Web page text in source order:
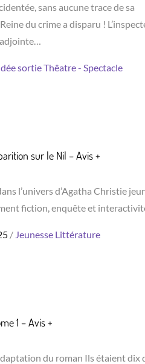
sans aucune trace de sa
du crime a disparu !
sortieThêatre - Spectacle
sur le Nil – Avis +
l’univers d’Agatha Christie
fiction, enquête et
Jeunesse Littérature
1 – Avis +
du roman Ils étaient dix